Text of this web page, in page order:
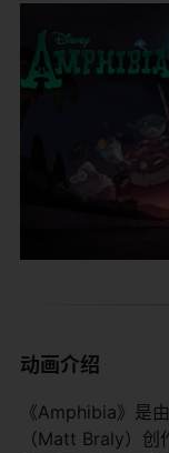
​动画介绍​
《Amphibia》是由​
（Matt Braly）